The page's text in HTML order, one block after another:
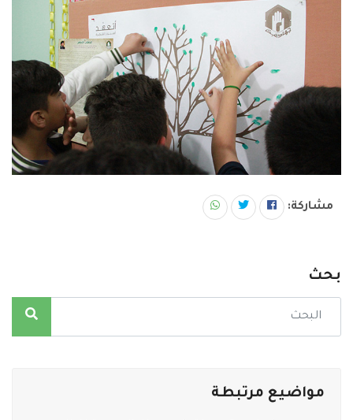
مشاركة:
بحث
مواضيع مرتبطة